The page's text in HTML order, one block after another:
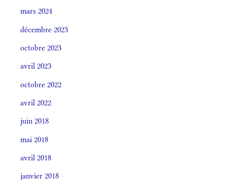
mars 2024
décembre 2023
octobre 2023
avril 2023
octobre 2022
avril 2022
juin 2018
mai 2018
avril 2018
janvier 2018